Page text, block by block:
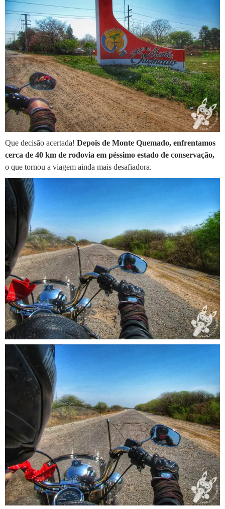
Que decisão acertada! Depois de Monte Quemado, enfrentamos
cerca de 40 km de rodovia em péssimo estado de conservação,
o que tornou a viagem ainda mais desafiadora.